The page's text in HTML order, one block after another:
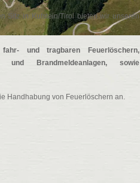
Sitz in Kufstein/Tirol bieten wir unseren
und tragbaren Feuerlöschern,
und Brandmeldeanlagen, sowie
Handhabung von Feuerlöschern an.